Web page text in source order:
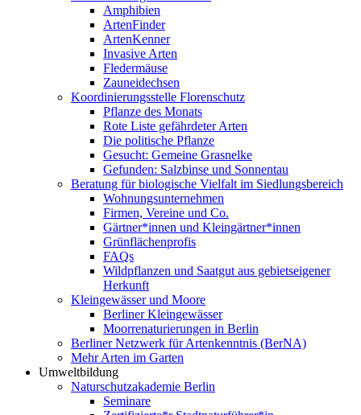
Amphibien
ArtenFinder
ArtenKenner
Invasive Arten
Fledermäuse
Zauneidechsen
Koordinierungsstelle Florenschutz
Pflanze des Monats
Rote Liste gefährdeter Arten
Die politische Pflanze
Gesucht: Gemeine Grasnelke
Gefunden: Salzbinse und Sonnentau
Beratung für biologische Vielfalt im Siedlungsbereich
Wohnungsunternehmen
Firmen, Vereine und Co.
Gärtner*innen und Kleingärtner*innen
Grünflächenprofis
FAQs
Wildpflanzen und Saatgut aus gebietseigener
Herkunft
Kleingewässer und Moore
Berliner Kleingewässer
Moorrenaturierungen in Berlin
Berliner Netzwerk für Artenkenntnis (BerNA)
Mehr Arten im Garten
Umweltbildung
Naturschutzakademie Berlin
Seminare